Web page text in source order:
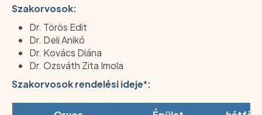
Szakorvosok:
Dr. Törös Edit
Dr. Deli Anikó
Dr. Kovács Diána
Dr. Ozsváth Zita Imola
Szakorvosok rendelési ideje*: